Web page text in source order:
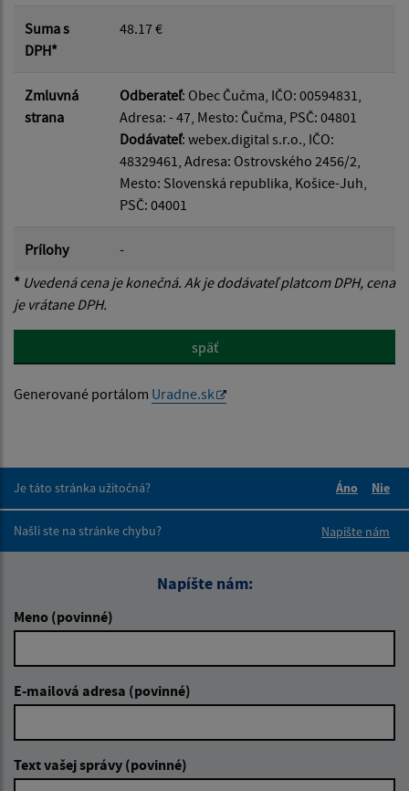
Suma s
DPH*
48.17 €
Zmluvná
strana
Odberateľ: Obec Čučma, IČO: 00594831,
Adresa: - 47, Mesto: Čučma, PSČ: 04801
Dodávateľ: webex.digital s.r.o., IČO:
48329461, Adresa: Ostrovského 2456/2,
Mesto: Slovenská republika, Košice-Juh,
PSČ: 04001
Prílohy
-
* Uvedená cena je konečná. Ak je dodávateľ platcom DPH, cena
je vrátane DPH.
späť
Generované portálom Uradne.sk
Je táto stránka užitočná?
Áno
Nie
Našli ste na stránke chybu?
Napíšte nám
Napíšte nám:
Meno (povinné)
E-mailová adresa (povinné)
Text vašej správy (povinné)